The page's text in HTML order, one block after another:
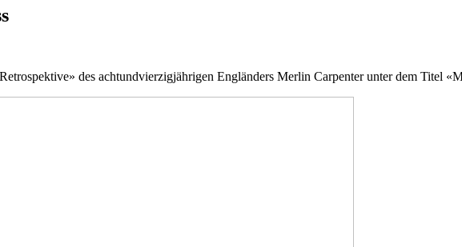
des achtundvierzigjährigen Engländers Merlin Carpenter unter dem Titel